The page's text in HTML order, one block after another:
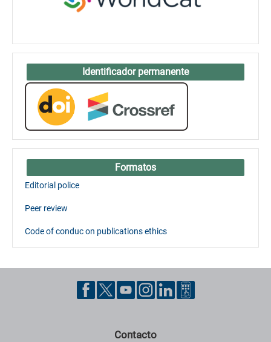
Identificador permanente
Formatos
Editorial police
Peer review
Code of conduc on publications ethics
Contacto